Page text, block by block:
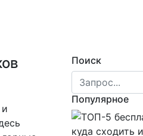
Поиск
Популярное